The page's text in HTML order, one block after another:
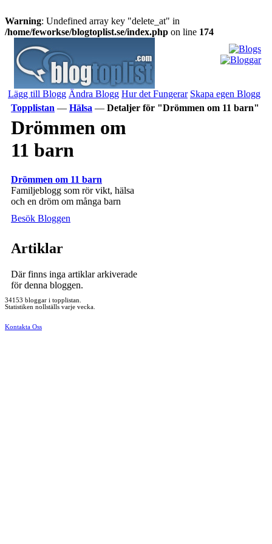
Warning: Undefined array key "delete_at" in
/home/feworkse/blogtoplist.se/index.php on line 174
Lägg till Blogg Ändra Blogg Hur det Fungerar Skapa egen Blogg
Topplistan — Hälsa — Detaljer för "Drömmen om 11 barn"
Drömmen om
11 barn
Drömmen om 11 barn
Familjeblogg som rör vikt, hälsa
och en dröm om många barn
Besök Bloggen
Artiklar
Där finns inga artiklar arkiverade
för denna bloggen.
34153 bloggar i topplistan.
Statistiken nollställs varje vecka.
Kontakta Oss